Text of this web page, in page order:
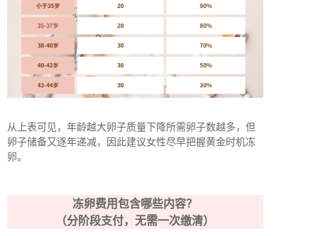
从上表可见，年龄越大卵子质量下降所需卵子数越多，但
卵子储备又逐年递减，因此建议女性尽早把握黄金时机冻
卵。
冻卵费用包含哪些内容？
（分阶段支付，无需一次缴清）